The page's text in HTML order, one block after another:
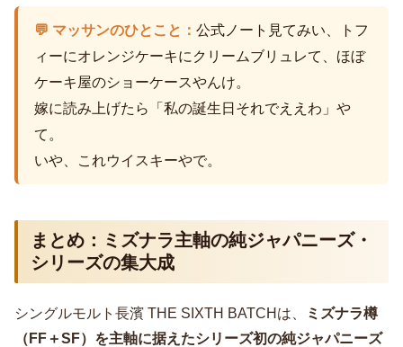
💬 マッサンのひとこと： 公式ノート見てみい、トフ
ィーにオレンジケーキにクリームブリュレて、ほぼ
ケーキ屋のショーケースやんけ。
嫁に読み上げたら「私の誕生日それでええわ」や
て。
いや、これウイスキーやで。
まとめ：ミズナラ主軸の純ジャパニーズ・
シリーズの集大成
シングルモルト長濱 THE SIXTH BATCHは、
ミズナラ樽
（FF＋SF）を主軸に据えたシリーズ初の純ジャパニーズ